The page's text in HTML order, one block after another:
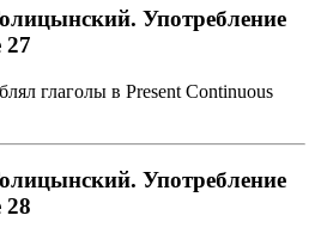
Употребление
27
глаголы в Present Continuous
Употребление
28